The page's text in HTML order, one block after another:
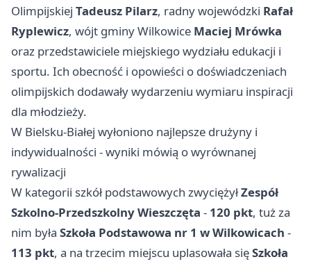
Olimpijskiej Tadeusz Pilarz, radny wojewódzki Rafał
Ryplewicz, wójt gminy Wilkowice Maciej Mrówka
oraz przedstawiciele miejskiego wydziału edukacji i
sportu. Ich obecność i opowieści o doświadczeniach
olimpijskich dodawały wydarzeniu wymiaru inspiracji
dla młodzieży.
W Bielsku-Białej wyłoniono najlepsze drużyny i
indywidualności - wyniki mówią o wyrównanej
rywalizacji
W kategorii szkół podstawowych zwyciężyłZespół
Szkolno‑Przedszkolny Wieszczęta - 120 pkt, tuż za
nim była Szkoła Podstawowa nr 1 w Wilkowicach -
113 pkt, a na trzecim miejscu uplasowała sięSzkoła